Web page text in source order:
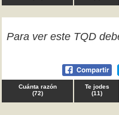
Para ver este TQD
Cuánta razón
(72)
Te jodes
(11)